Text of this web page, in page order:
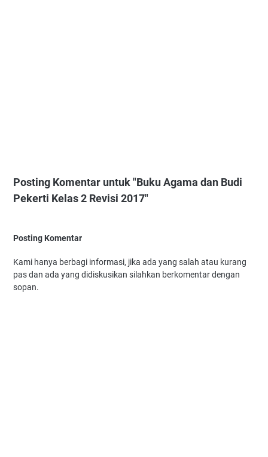
Posting Komentar untuk "Buku Agama dan Budi
Pekerti Kelas 2 Revisi 2017"
Posting Komentar
Kami hanya berbagi informasi, jika ada yang salah atau kurang
pas dan ada yang didiskusikan silahkan berkomentar dengan
sopan.